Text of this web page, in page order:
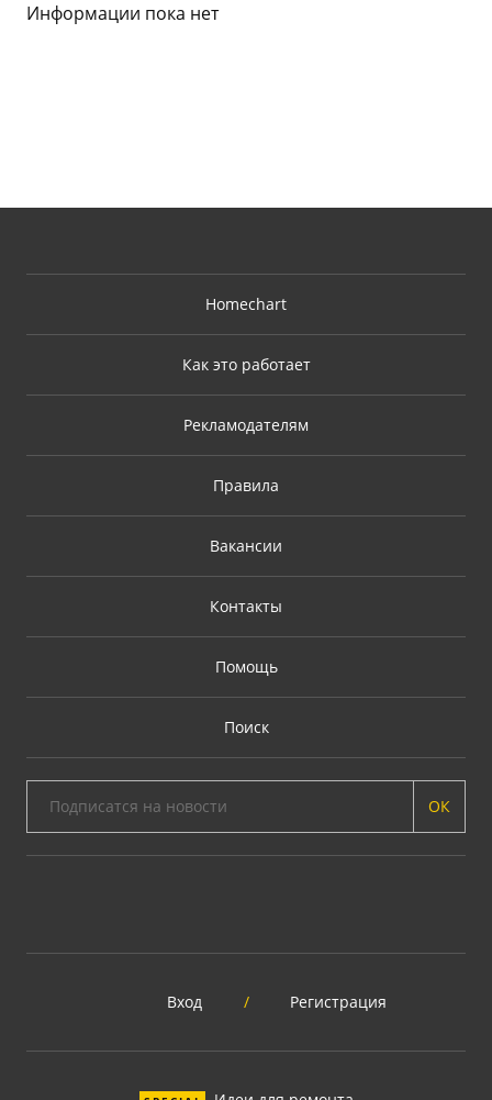
Информации пока нет
Homechart
Как это работает
Рекламодателям
Правила
Вакансии
Контакты
Помощь
Поиск
ОК
Вход / Регистрация